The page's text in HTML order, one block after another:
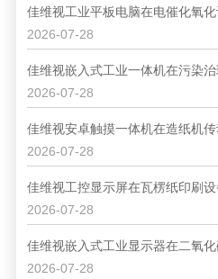
佳维视工业平板电脑在电催化氧
2026-07-28
佳维视嵌入式工业一体机在污染
2026-07-28
佳维视安卓触摸一体机在造纸机
2026-07-28
佳维视工控显示屏在瓦楞纸印刷
2026-07-28
佳维视嵌入式工业显示器在二氧
2026-07-28